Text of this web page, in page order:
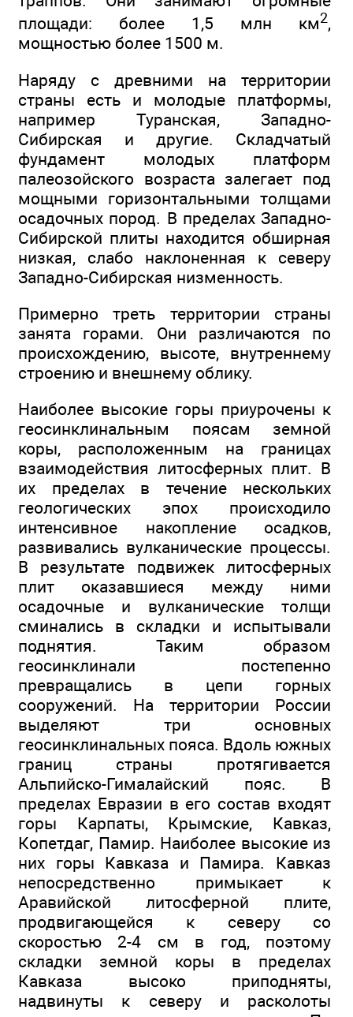
площади: более 1,5 млн км2,
мощностью более 1500 м.
Наряду с древними на территории
страны есть и молодые платформы,
например Туранская, Западно-
Сибирская и другие. Складчатый
фундамент молодых платформ
палеозойского возраста залегает под
мощными горизонтальными толщами
осадочных пород. В пределах Западно-
Сибирской плиты находится обширная
низкая, слабо наклоненная к северу
Западно-Сибирская низменность.
Примерно треть территории страны
занята горами. Они различаются по
происхождению, высоте, внутреннему
строению и внешнему облику.
Наиболее высокие горы приурочены к
геосинклинальным поясам земной
коры, расположенным на границах
взаимодействия литосферных плит. В
их пределах в течение нескольких
геологических эпох происходило
интенсивное накопление осадков,
развивались вулканические процессы.
В результате подвижек литосферных
плит оказавшиеся между ними
осадочные и вулканические толщи
сминались в складки и испытывали
поднятия. Таким образом
геосинклинали постепенно
превращались в цепи горных
сооружений. На территории России
выделяют три основных
геосинклинальных пояса. Вдоль южных
границ страны протягивается
Альпийско-Гималайский пояс. В
пределах Евразии в его состав входят
горы Карпаты, Крымские, Кавказ,
Копетдаг, Памир. Наиболее высокие из
них горы Кавказа и Памира. Кавказ
непосредственно примыкает к
Аравийской литосферной плите,
продвигающейся к северу со
скоростью 2-4 см в год, поэтому
складки земной коры в пределах
Кавказа высоко приподняты,
надвинуты к северу и расколоты